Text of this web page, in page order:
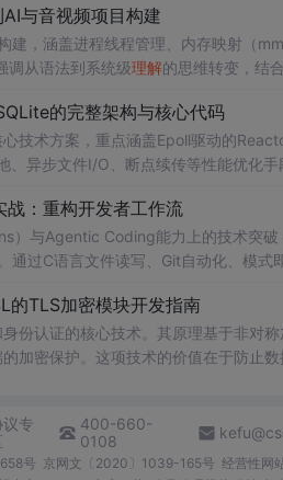
与音视频项目构建
建，涵盖进程线程管理、内存映射（
调从语法到系统级理解的思维转变，结
的完整架构与核心代码
技术方案，重点涵盖Epoll驱动的
异步文件I/O、断点续传等性能优化
：重构开发者工作流
与Agentic Coding能力上的技术突破
通过C语言文件读写、Git自动化、模式
的TLS加密模块开发指南
份认证的核心技术。其原理基于非对
加密保护。这项技术的价值在于防止
专
400-660-
0108
号 京网文〔2020〕1039-165号 经营性网